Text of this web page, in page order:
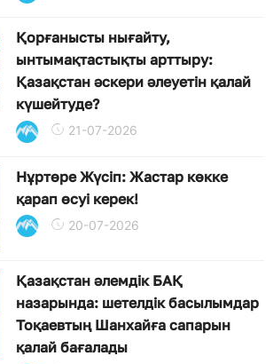
Қорғанысты нығайту,
ынтымақтастықты арттыру:
Қазақстан әскери әлеуетін қалай
күшейтуде?
21-07-2026
Нұртөре Жүсіп: Жастар көкке
қарап өсуі керек!
20-07-2026
Қазақстан әлемдік БАҚ
назарында: шетелдік басылымдар
Тоқаевтың Шанхайға сапарын
қалай бағалады